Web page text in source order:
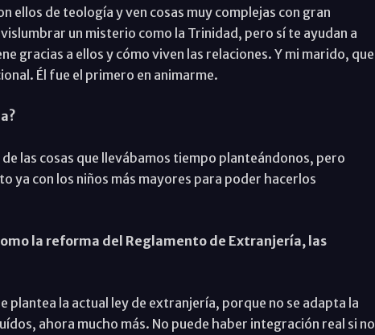
ellos de teología y ven cosas muy complejas con gran
un misterio como la Trinidad, pero sí te ayudan a
gracias a ellos y cómo viven las relaciones. Y mi marido, que
Él fue el primero en animarme.
las cosas que llevábamos tiempo planteándonos, pero
ya con los niños más mayores para poder hacerlos
la reforma del Reglamento de Extranjería, las
plantea la actual ley de extranjería, porque no se adapta la
ahora mucho más. No puede haber integración real si no